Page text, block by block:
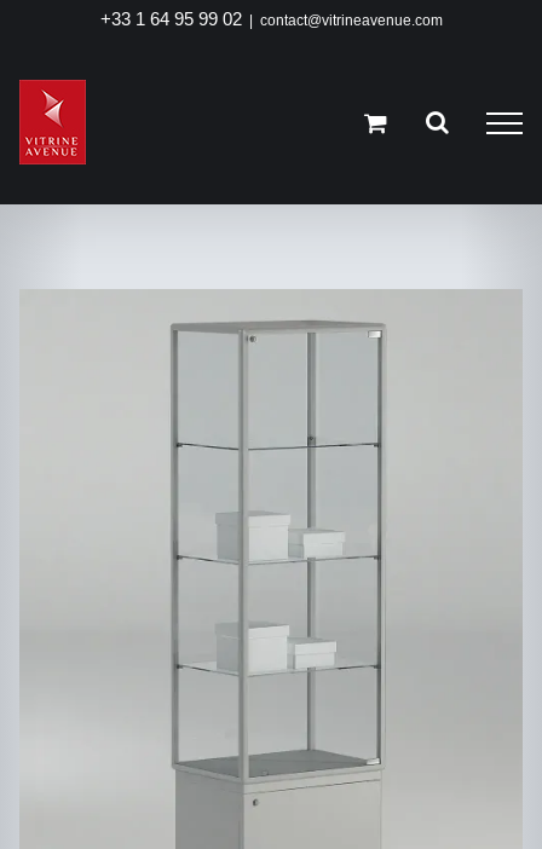
contenu
+33 1 64 95 99 02 contact@vitrineavenue.com